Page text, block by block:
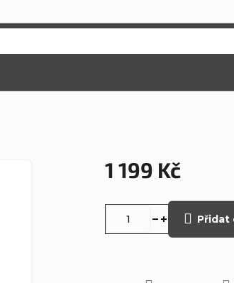
1 199 Kč
Přidat